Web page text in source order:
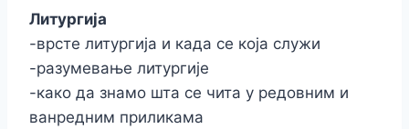
Литургија
-врсте литургија и када се која служи
-разумевање литургије
-како да знамо шта се чита у редовним и
ванредним приликама